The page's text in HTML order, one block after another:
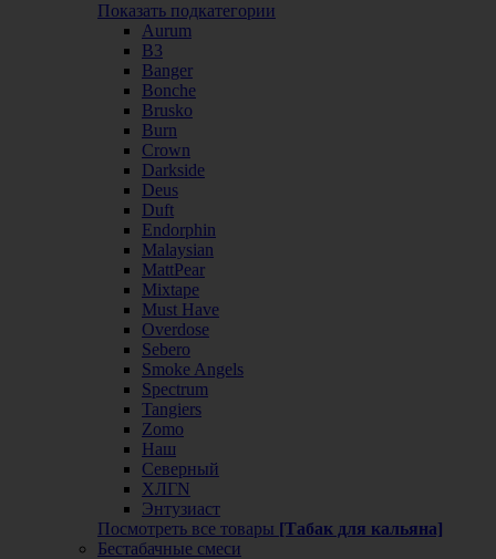
Показать подкатегории
Aurum
B3
Banger
Bonche
Brusko
Burn
Crown
Darkside
Deus
Duft
Endorphin
Malaysian
MattPear
Mixtape
Must Have
Overdose
Sebero
Smoke Angels
Spectrum
Tangiers
Zomo
Наш
Северный
ХЛГN
Энтузиаст
Посмотреть все товары [Табак для кальяна]
Бестабачные смеси